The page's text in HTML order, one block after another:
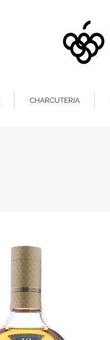
CHARCUTERIA